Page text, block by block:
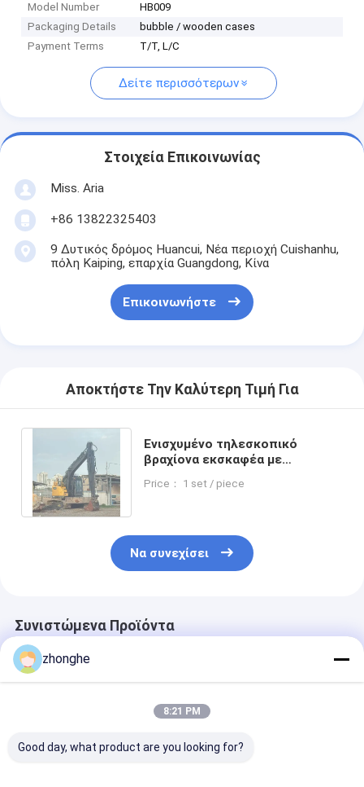
Model Number
HB009
Packaging Details
bubble / wooden cases
Payment Terms
T/T, L/C
Δείτε περισσότερων
Στοιχεία Επικοινωνίας
Miss. Aria
+86 13822325403
9 Δυτικός δρόμος Huancui, Νέα περιοχή Cuishanhu,
πόλη Kaiping, επαρχία Guangdong, Κίνα
Επικοινωνήστε
Αποκτήστε Την Καλύτερη Τιμή Για
Ενισχυμένο τηλεσκοπικό
βραχίονα εκσκαφέα με
ανασκαφή εδάφους
Price： 1 set / piece
Να συνεχίσει
Συνιστώμενα Προϊόντα
zhonghe
8:21 PM
Good day, what product are you looking for?